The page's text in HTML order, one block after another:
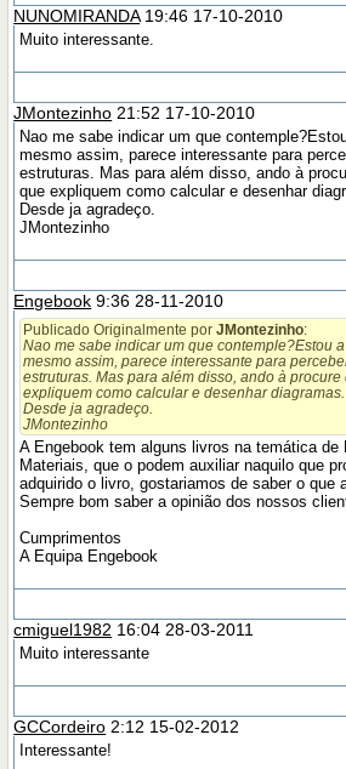
NUNOMIRANDA19:46 17-10-2010
Muito interessante.
JMontezinho 21:52 17-10-2010
Nao me sabe indicar um que
mesmo assim, parece interessante para
estruturas. Mas para além disso, ando à
que expliquem como calcular e desenhar
Desde ja agradeço.
JMontezinho
Engebook 9:36 28-11-2010
Publicado Originalmente porJMontezinho:
Nao me sabe indicar um que contemple?Estou
mesmo assim, parece interessante para
estruturas. Mas para além disso, ando à
expliquem como calcular e desenhar diagramas.
Desde ja agradeço.
JMontezinho
A Engebook tem alguns livros na temática de
Materiais, que o podem auxiliar naquilo que
adquirido o livro, gostariamos de saber o que
Sempre bom saber a opinião dos nossos
Cumprimentos
A Equipa Engebook
cmiguel1982 16:04 28-03-2011
Muito interessante
GCCordeiro 2:12 15-02-2012
Interessante!